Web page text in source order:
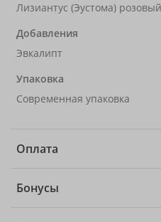
Лизиантус (Эустома)
Добавления
Эвкалипт
Упаковка
Современная упаковка
Оплата
Бонусы